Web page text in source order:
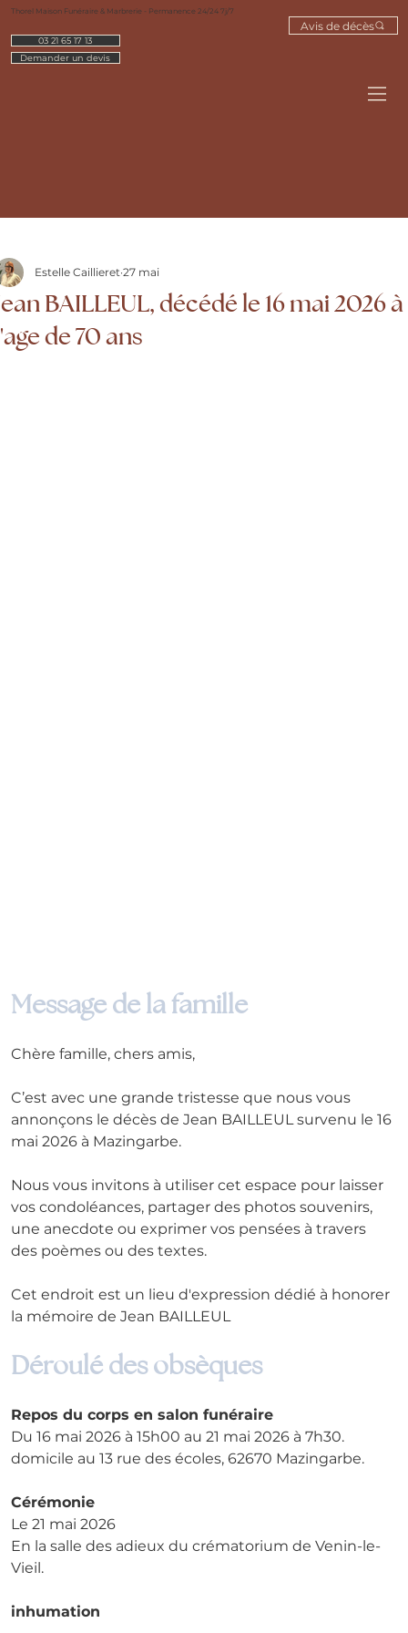
Avis de décès
Thorel Maison Funéraire & Marbrerie - Permanence 24/24 7j/7
03 21 65 17 13
Demander un devis
BAILLEUL, décédé le 16 mai 2026 à
de 70 ans
Estelle Caillieret 27 mai
Message de la famille
Chère famille, chers amis,
C’est avec une grande tristesse que nous vous
annonçons le décès de Jean BAILLEUL survenu le 16
mai 2026 à Mazingarbe.
Nous vous invitons à utiliser cet espace pour laisser
vos condoléances, partager des photos souvenirs,
une anecdote ou exprimer vos pensées à travers
des poèmes ou des textes.
Cet endroit est un lieu d'expression dédié à honorer
la mémoire de Jean BAILLEUL
Déroulé des obsèques
Repos du corps en salon funéraire
Du 16 mai 2026 à 15h00 au 21 mai 2026 à 7h30.
domicile au 13 rue des écoles, 62670 Mazingarbe.
Cérémonie
Le 21 mai 2026
En la salle des adieux du crématorium de Venin-le-
Vieil.
inhumation